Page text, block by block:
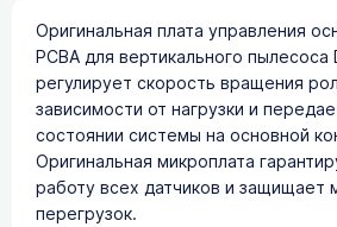
Оригинальная плата управления
PCBA для вертикального пылесоса
регулирует скорость вращения
зависимости от нагрузки и
состоянии системы на основной
Оригинальная микроплата
работу всех датчиков и защищает
перегрузок.